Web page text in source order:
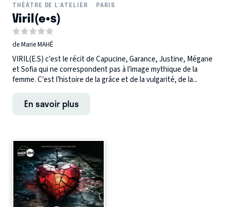
THÉÂTRE DE L'ATELIER
PARIS
Viril(e•s)
de Marie MAHÉ
VIRIL(E.S) c’est le récit de Capucine, Garance, Justine, Mégane
et Sofia qui ne correspondent pas à l’image mythique de la
femme. C’est l’histoire de la grâce et de la vulgarité, de la...
En savoir plus